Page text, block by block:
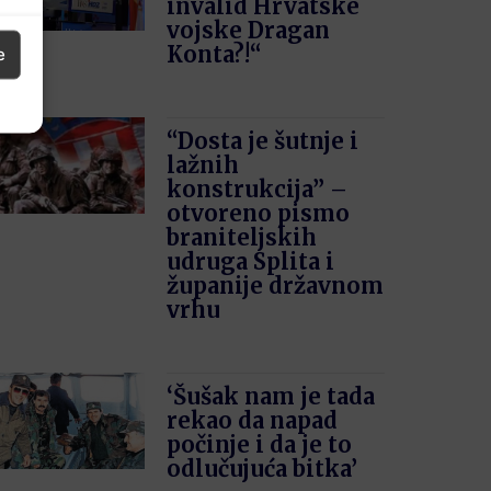
invalid Hrvatske
vojske Dragan
Konta?!“
“Dosta je šutnje i
lažnih
konstrukcija” –
otvoreno pismo
braniteljskih
udruga Splita i
županije državnom
vrhu
‘Šušak nam je tada
rekao da napad
počinje i da je to
odlučujuća bitka’